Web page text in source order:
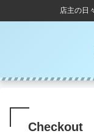
店主の日
Checkout